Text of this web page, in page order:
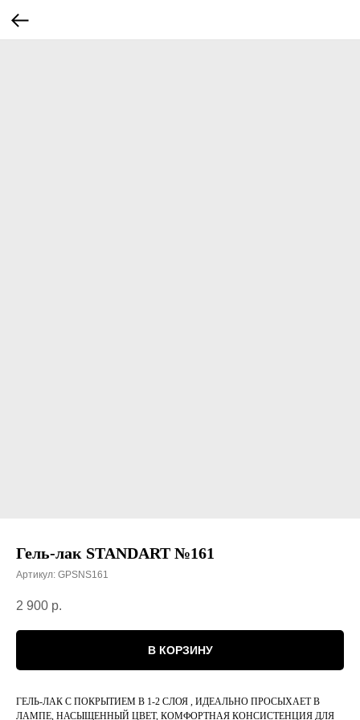
Гель-лак STANDART №161
Артикул: GPSNS161
2 900 р.
В КОРЗИНУ
ГЕЛЬ-ЛАК С ПОКРЫТИЕМ В 1-2 СЛОЯ , ИДЕАЛЬНО ПРОСЫХАЕТ В
ЛАМПЕ, НАСЫЩЕННЫЙ ЦВЕТ, КОМФОРТНАЯ КОНСИСТЕНЦИЯ ДЛЯ